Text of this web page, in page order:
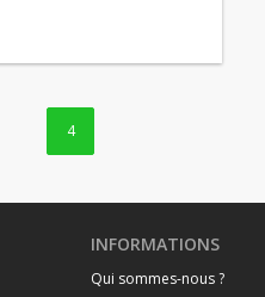
4
INFORMATIONS
Qui sommes-nous ?